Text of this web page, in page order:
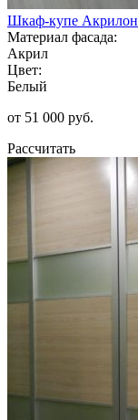
Шкаф-купе Акрилон
Материал фасада:
Акрил
Цвет:
Белый
от 51 000 руб.
Рассчитать